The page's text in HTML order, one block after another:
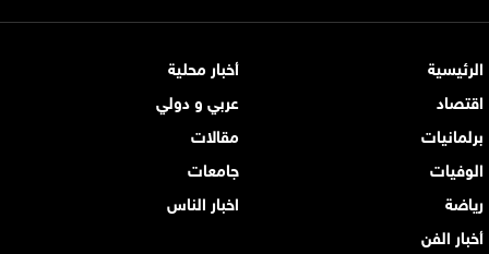
الرئيسية
أخبار محلية
اقتصاد
عربي و دولي
برلمانيات
مقالات
الوفيات
جامعات
رياضة
اخبار الناس
أخبار الفن